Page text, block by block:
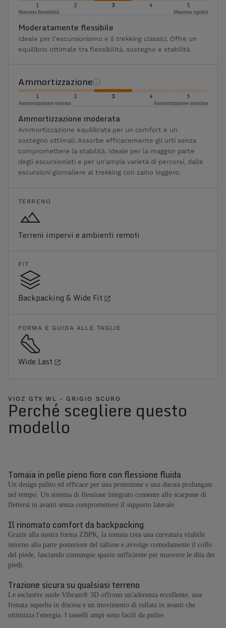
1 2 3 4 5
Massima flessibilità Massima rigidità
Moderatamente flessibile
Ideale per l'escursionismo e il trekking classici. Offre un
equilibrio ottimale tra flessibilità, sostegno e stabilità.
Ammortizzazione
1 2 3 4 5
Ammortizzazione minima Ammortizzazione massima
Ammortizzazione moderata
Ammortizzazione equilibrata per un comfort e un
sostegno ottimali. Assorbe efficacemente gli urti senza
compromettere la stabilità. Ideale per la maggior parte
degli escursionisti e per un'ampia varietà di percorsi, dalle
escursioni giornaliere al trekking con zaino leggero.
TERRENO
Terreni impervi e ambienti remoti
FIT
Backpacking & Wide Fit
FORMA E GUIDA ALLE TAGLIE
Wide Last
VIOZ GTX WL - GRIGIO SCURO
Perché scegliere questo
modello
Tomaia in pelle pieno fiore con flessione fluida
Un design pulito ed efficace per una protezione e una durata prolungate
nel tempo. Un sistema di flessione integrato consente allo scarpone di
flettersi in avanti senza compromettere il supporto laterale.
Il rinomato comfort da backpacking
Grazie alla nostra forma ZBPK, la tomaia crea una curvatura visibile
intorno alla parte posteriore del tallone e avvolge comodamente il collo
del piede, lasciando comunque spazio sufficiente per muovere le dita dei
piedi.
Trazione sicura su qualsiasi terreno
Le esclusive suole Vibram® 3D offrono un'aderenza eccellente, una
frenata superba in discesa e un movimento di rullata in avanti che
ottimizza l'energia. I tasselli ampi sono facili da pulire.